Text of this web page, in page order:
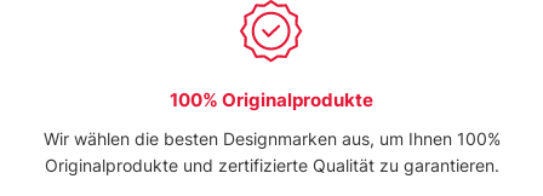
100% Originalprodukte
Wir wählen die besten Designmarken aus, um Ihnen 100%
Originalprodukte und zertifizierte Qualität zu garantieren.